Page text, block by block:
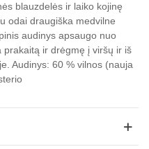
blauzdelės ir laiko kojinę
odai draugiška medvilne
audinys apsaugo nuo
prakaitą ir drėgmę į viršų ir iš
Audinys: 60 % vilnos (nauja